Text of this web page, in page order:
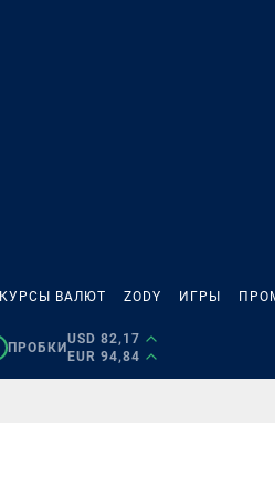
КУРСЫ ВАЛЮТ ZODY ИГРЫ
ПРОБКИ
USD 82,17
EUR 94,84